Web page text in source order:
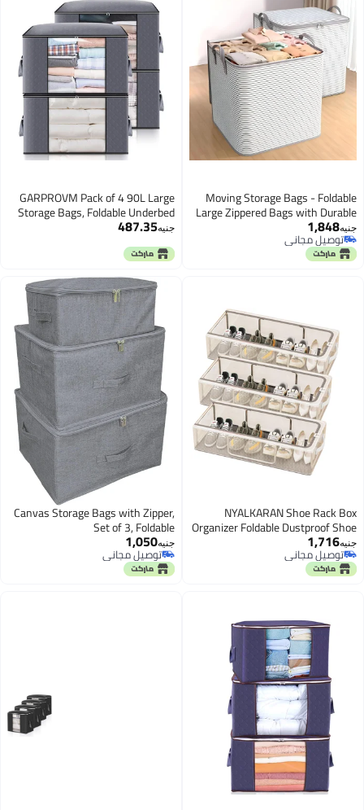
Moving Storage Bags -
Large Zippered Bags with
Handles for Bedding, Clothing
Comforters, Ideal for Under Bed
Closet Organization, Compact
1,848
توصيل مجاني
توصيل مجاني
GARPROVM Pack of 4 90L Large
Storage Bags, Foldable Underbed
Clothes Storage, Storage with
Reinforced Handle, Underbed
Storage Bags for Duvets, Clothes,
Blankets, Quilts, Grey
جنيه487.35
NYALKARAN Shoe Rack
Organizer Foldable Dustproof
Storage with Stainless
Frame, Transparent Window
Zipper Stackable Under
1,716
توصيل مجاني
توصيل مجاني
Canvas Storage Bags with Zipper,
Set of 3, Foldable
جنيه1,050
توصيل مجاني
توصيل مجاني